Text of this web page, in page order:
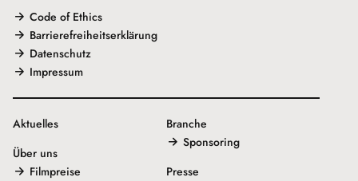
Code of Ethics
Barrierefreiheitserklärung
Datenschutz
Impressum
Aktuelles
Über uns
Filmpreise
Branche
Sponsoring
Presse